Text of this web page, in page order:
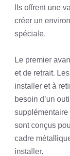
Ils offrent une
créer un
spéciale.
Le premier
et de retrait.
installer et à
besoin d’un
sont conçus
cadre
installer.